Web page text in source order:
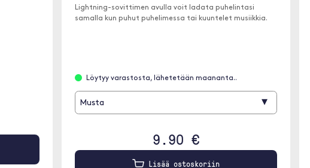
Lightning-sovittimen avulla voit ladata puhelintasi
samalla kun puhut puhelimessa tai kuuntelet musiikkia.
Löytyy varastosta, lähetetään maananta..
Musta ▾
9.90 €
Lisää ostoskoriin